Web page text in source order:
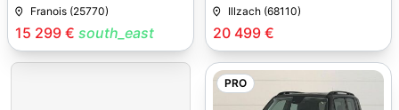
15 299 € south_east
Franois (25770)
20 499 €
Illzach (68110)
PRO